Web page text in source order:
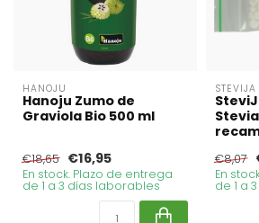
HANOJU
Hanoju Zumo de
Graviola Bio 500 ml
€18,65 €16,95
En stock. Plazo de entrega
de 1 a 3 días laborables
STEVIJA
€8,07
En
de 1 a